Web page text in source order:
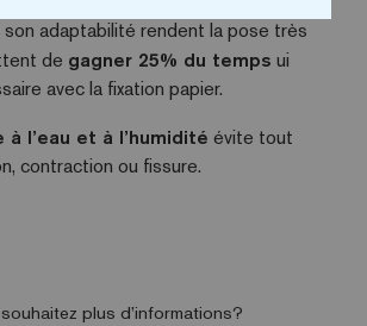
adaptabilité rendent la pose très
de gagner 25% du temps ui
avec la fixation papier.
l’eau et à l’humidité évite tout
contraction ou fissure.
plus d’informations?